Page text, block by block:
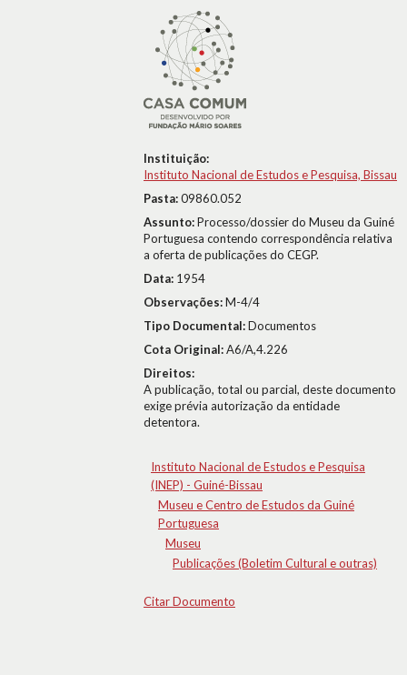
Instituição:
Instituto Nacional de Estudos e Pesquisa, Bissau
Pasta:09860.052
Assunto:Processo/dossier do Museu da Guiné
Portuguesa contendo correspondência relativa
a oferta de publicações do CEGP.
Data: 1954
Observações:M-4/4
Tipo Documental:Documentos
Cota Original:A6/A,4.226
Direitos:
A publicação, total ou parcial, deste documento
exige prévia autorização da entidade
detentora.
Instituto Nacional de Estudos e Pesquisa
(INEP) - Guiné-Bissau
Museu e Centro de Estudos da Guiné
Portuguesa
Museu
Publicações (Boletim Cultural e outras)
Citar Documento